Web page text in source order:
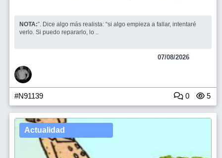
NOTA:”. Dice algo más realista: “si algo empieza a fallar, intentaré
verlo. Si puedo repararlo, lo ..
07/08/2026
#N91139 0 5
Actualidad